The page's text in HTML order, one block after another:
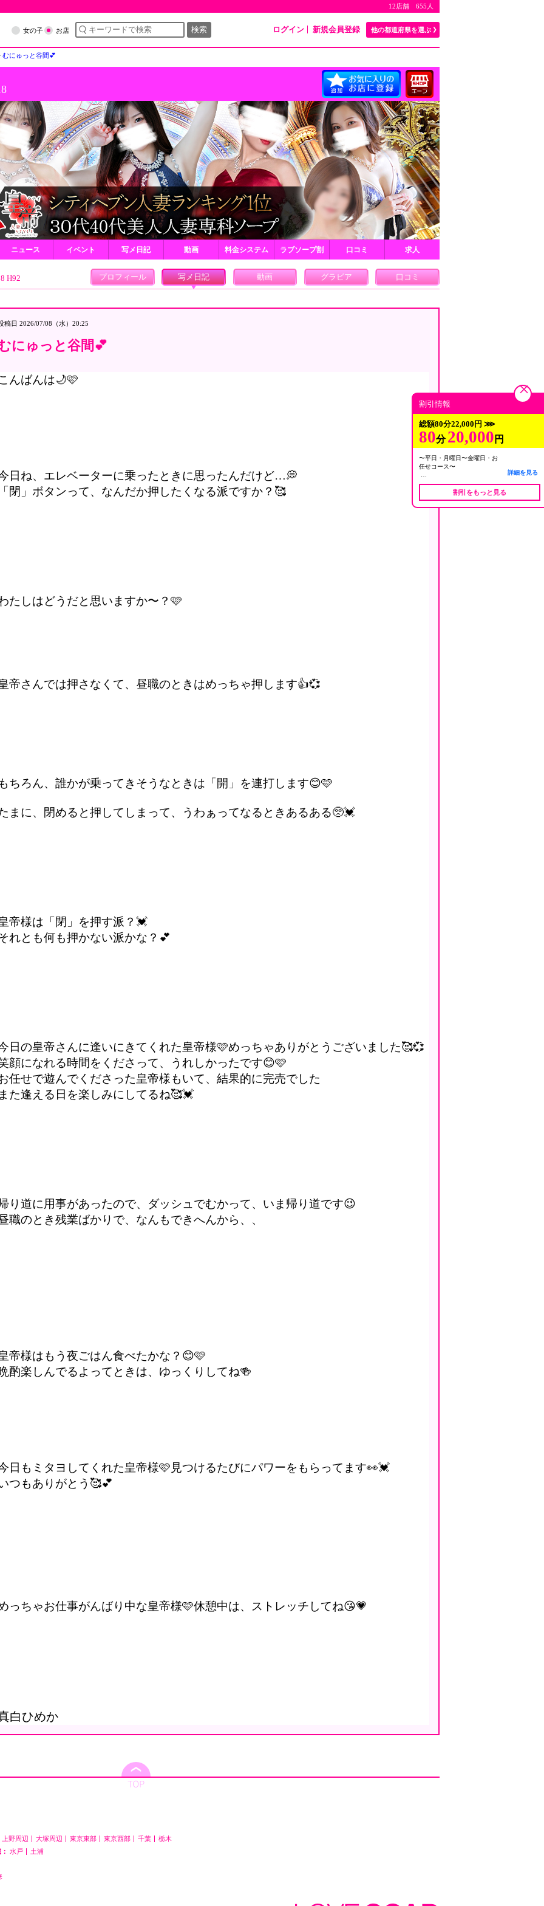
12店舗 655人
女の子 お店 検索 ログイン 新規会員登録 他の都道府県を選ぶ
むにゅっと谷間💕
割引情報
総額80分22,000円 ⋙
80分 20,000 円
〜平日・月曜日〜金曜日・お
任せコース〜
11:00〜ラスト
80分・￥22.000⇒￥20.000
詳細を見る
割引をもっと見る
ニュース イベント 写メ日記 動画 料金システム ラブソープ割 口コミ 求人
H92 プロフィール 写メ日記 動画 グラビア 口コミ
稿日 2026/07/08（水）20:25
にゅっと谷間💕
んばんは🌙🩷
日ね、エレベーターに乗ったときに思ったんだけど…💭
閉」ボタンって、なんだか押したくなる派ですか？🥰
たしはどうだと思いますか〜？🩷
帝さんでは押さなくて、昼職のときはめっちゃ押します👍💞
ちろん、誰かが乗ってきそうなときは 「開」を連打します😊🩷
まに、閉めると押してしまって、うわぁってなるときあるある🥺💓
帝様は「閉」を押す派？💓
れとも何も押かない派かな？💕
日の皇帝さんに逢いにきてくれた皇帝様🩷めっちゃありがとうございました🥰💞
顔になれる時間をくださって、うれしかったです😊🩷
任せで遊んでくださった皇帝様もいて、結果的に完売でした
た逢える日を楽しみにしてるね🥰💓
り道に用事があったので、ダッシュでむかって、いま帰り道です😉
職のとき残業ばかりで、なんもできへんから、、
帝様はもう夜ごはん食べたかな？😊🩷
酌楽しんでるよってときは、ゆっくりしてね🍻
日もミタヨしてくれた皇帝様🩷 見つけるたびにパワーをもらってます👀💓
つもありがとう🥰💕
っちゃお仕事がんばり中な皇帝様🩷休憩中は、ストレッチしてね😘💗
白ひめか
上野周辺 大塚周辺 東京東部 東京西部 千葉
栃木
水戸 土浦